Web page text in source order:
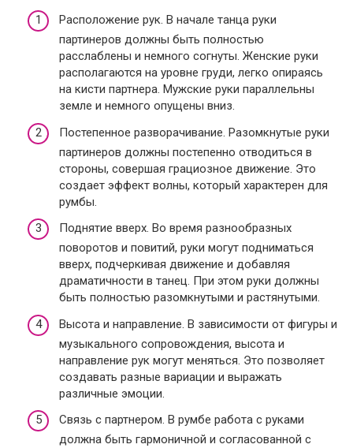
Расположение рук. В начале танца руки
партинеров должны быть полностью
расслаблены и немного согнуты. Женские руки
располагаются на уровне груди, легко опираясь
на кисти партнера. Мужские руки параллельны
земле и немного опущены вниз.
Постепенное разворачивание. Разомкнутые руки
партинеров должны постепенно отводиться в
стороны, совершая грациозное движение. Это
создает эффект волны, который характерен для
румбы.
Поднятие вверх. Во время разнообразных
поворотов и повитий, руки могут подниматься
вверх, подчеркивая движение и добавляя
драматичности в танец. При этом руки должны
быть полностью разомкнутыми и растянутыми.
Высота и направление. В зависимости от фигуры и
музыкального сопровождения, высота и
направление рук могут меняться. Это позволяет
создавать разные вариации и выражать
различные эмоции.
Связь с партнером. В румбе работа с руками
должна быть гармоничной и согласованной с